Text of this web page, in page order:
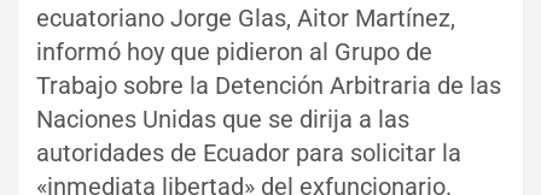
ecuatoriano Jorge Glas, Aitor Martínez,
informó hoy que pidieron al Grupo de
Trabajo sobre la Detención Arbitraria de las
Naciones Unidas que se dirija a las
autoridades de Ecuador para solicitar la
«inmediata libertad» del exfuncionario.